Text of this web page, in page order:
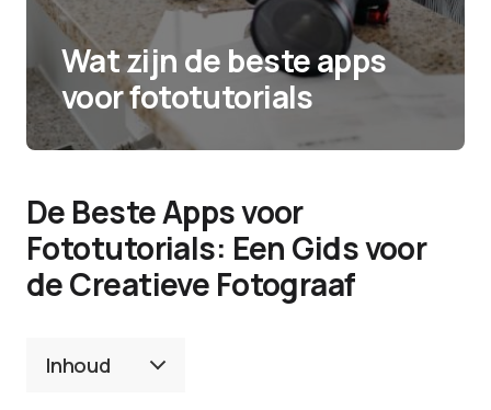
Wat zijn de beste apps
voor fototutorials
De Beste Apps voor
Fototutorials: Een Gids voor
de Creatieve Fotograaf
Inhoud